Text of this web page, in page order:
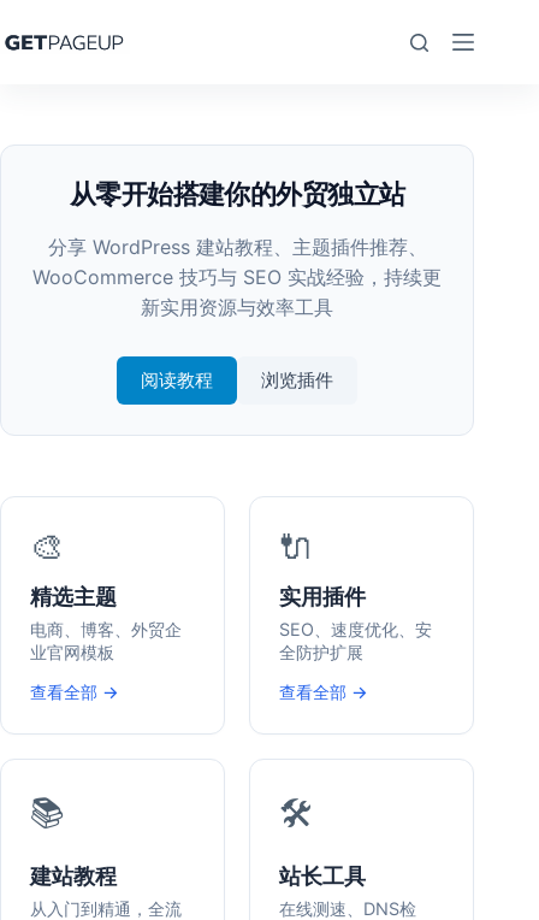
至
从零开始搭建你的外贸独立站
分享 WordPress 建站教程、主题插件推荐、
WooCommerce 技巧与 SEO 实战经验，持续更
新实用资源与效率工具
阅读教程 浏览插件
🎨
精选主题
电商、博客、外贸企
业官网模板
查看全部 →
🔌
实用插件
SEO、速度优化、安
全防护扩展
查看全部 →
📚
建站教程
从入门到精通，全流
🛠️
站长工具
在线测速、DNS检